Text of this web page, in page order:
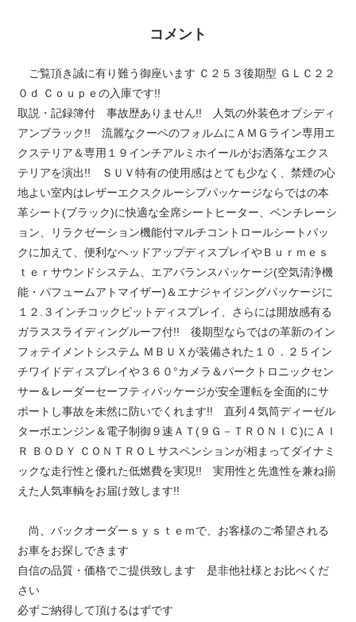
コメント
ご覧頂き誠に有り難う御座います Ｃ２５３後期型 ＧＬＣ２２
０ｄ Ｃｏｕｐｅの入庫です!!
取説・記録簿付 事故歴ありません!! 人気の外装色オブシディ
アンブラック!! 流麗なクーペのフォルムにＡＭＧライン専用エ
クステリア＆専用１９インチアルミホイールがお洒落なエクス
テリアを演出!! ＳＵＶ特有の使用感はとても少なく、禁煙の心
地よい室内はレザーエクスクルーシプパッケージならではの本
革シート(ブラック)に快適な全席シートヒーター、ベンチレーシ
ョン、リラクゼーション機能付マルチコントロールシートバッ
クに加えて、便利なヘッドアップディスプレイやＢｕｒｍｅｓ
ｔｅｒサウンドシステム、エアバランスパッケージ(空気清浄機
能・パフュームアトマイザー)＆エナジャイジングパッケージに
１２.３インチコックピットディスプレイ、さらには開放感有る
ガラススライディングルーフ付!! 後期型ならではの革新のイン
フォテイメントシステム ＭＢＵＸが装備された１０．２５イン
チワイドディスプレイや３６０°カメラ＆パークトロニックセン
サー＆レーダーセーフティパッケージが安全運転を全面的にサ
ポートし事故を未然に防いでくれます!! 直列４気筒ディーゼル
ターボエンジン＆電子制御９速ＡＴ(９Ｇ－ＴＲＯＮＩＣ)にＡＩ
Ｒ ＢＯＤＹ ＣＯＮＴＲＯＬサスペンションが相まってダイナミ
ックな走行性と優れた低燃費を実現!! 実用性と先進性を兼ね揃
えた人気車輌をお届け致します!!
尚、バックオーダーｓｙｓｔｅｍで、お客様のご希望される
お車をお探しできます
自信の品質・価格でご提供致します 是非他社様とお比べくだ
さい
必ずご納得して頂けるはずです